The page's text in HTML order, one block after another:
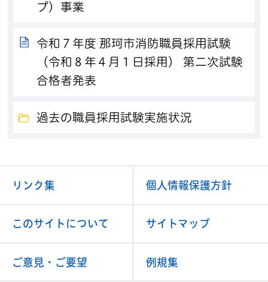
プ）事業
令和７年度 那珂市消防職員採用試験
（令和８年４月１日採用） 第二次試験
合格者発表
過去の職員採用試験実施状況
リンク集 個人情報保護方針
このサイトについて サイトマップ
ご意見・ご要望 例規集